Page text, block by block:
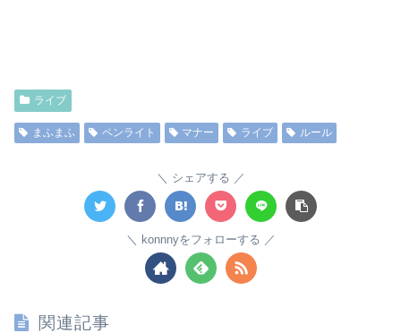
ライブ
まふまふ ペンライト マナー ライブ ルール
シェアする
konnnyをフォローする
関連記事